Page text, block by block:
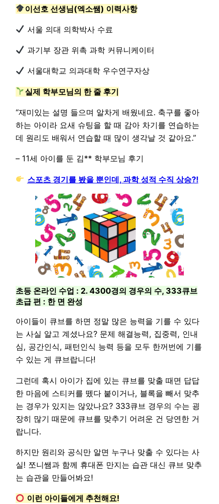
이선호 선생님(엑소쌤) 이력사항
서울 의대 의학박사 수료
과기부 장관 위촉 과학 커뮤니케이터
서울대학교 의과대학 우수연구자상
실제 학부모님의 한 줄 후기
“재미있는 설명 들으며 알차게 배웠네요. 축구를 좋아
하는 아이라 요새 슈팅을 할 때 감아 차기를 연습하는
데 원리도 배워서 연습할 때 많이 생각날 것 같아요.”
– 11세 아이를 둔 김** 학부모님 후기
스포츠 경기를 봤을 뿐인데, 과학 성적 수직 상승?!
초등 온라인 수업 : 2. 4300경의 경우의 수, 333큐브
초급 편 : 한 면 완성
아이들이 큐브를 하면 정말 많은 능력을 기를 수 있다
는 사실 알고 계셨나요? 문제 해결능력, 집중력, 인내
심, 공간인식, 패턴인식 능력 등을 모두 한꺼번에 기를
수 있는 게 큐브랍니다!
그런데 혹시 아이가 집에 있는 큐브를 맞출 때면 답답
한 마음에 스티커를 뗐다 붙이거나, 블록을 빼서 맞추
는 경우가 있지는 않았나요? 333큐브 경우의 수는 굉
장히 많기 때문에 큐브를 맞추기 어려운 건 당연한 거
랍니다.
하지만 원리와 공식만 알면 누구나 맞출 수 있다는 사
실! 쪼니쌤과 함께 휴대폰 만지는 습관 대신 큐브 맞추
는 습관을 만들어봐요!
이런 아이들에게 추천해요!